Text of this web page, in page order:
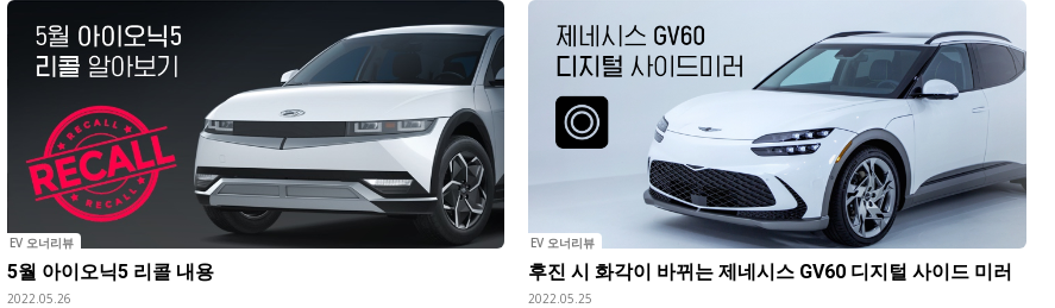
EV 오너리뷰
5월 아이오닉5 리콜 내용
2022.05.26
EV 오너리뷰
후진 시 화각이 바뀌는 제네시스 GV60 디지털 사이드 미러
2022.05.25